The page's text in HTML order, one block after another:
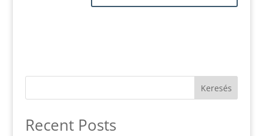
Keresés
Recent Posts